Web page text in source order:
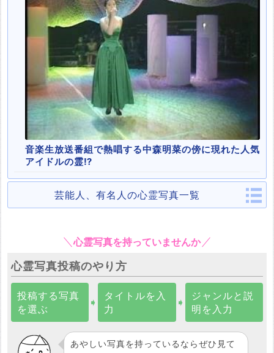
音楽生放送番組で熱唱する中森明菜の傍に現れた人気
アイドルの霊⁉
芸能人、有名人の心霊写真一覧
心霊写真を持っていませんか
心霊写真投稿のやり方
投稿する写真
を選ぶ
➧
タイトルを入
力
➧
ジャンルと説
明を入力
あやしい写真を持っているならぜひ見て